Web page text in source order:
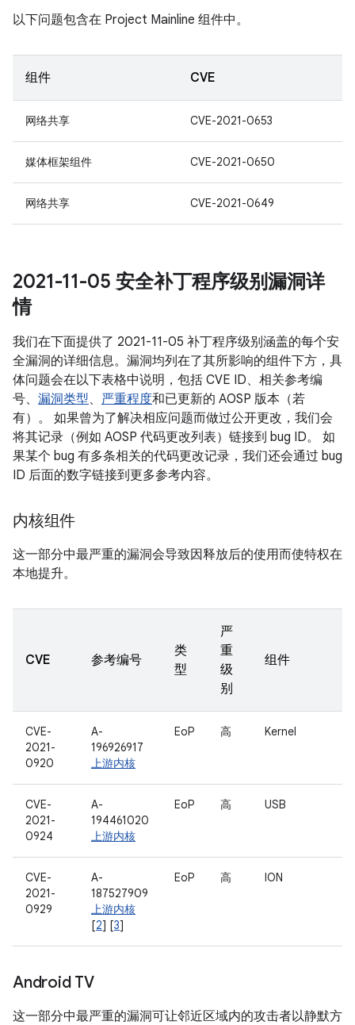
以下问题包含在 Project Mainline 组件中。
组件 CVE
网络共享 CVE-2021-0653
媒体框架组件 CVE-2021-0650
网络共享 CVE-2021-0649
2021-11-05 安全补丁程序级别漏洞详
情
我们在下面提供了 2021-11-05 补丁程序级别涵盖的每个安
全漏洞的详细信息。漏洞均列在了其所影响的组件下方，具
体问题会在以下表格中说明，包括 CVE ID、相关参考编
号、 漏洞类型、 严重程度和已更新的 AOSP 版本（若
有）。 如果曾为了解决相应问题而做过公开更改，我们会
将其记录（例如 AOSP 代码更改列表）链接到 bug ID。 如
果某个 bug 有多条相关的代码更改记录，我们还会通过 bug
ID 后面的数字链接到更多参考内容。
内核组件
这一部分中最严重的漏洞会导致因释放后的使用而使特权在
本地提升。
CVE 参考编号
类
型
严
重
级
别
组件
CVE-
2021-
0920
A-
196926917
上游内核
EoP 高 Kernel
CVE-
2021-
0924
A-
194461020
上游内核
EoP 高 USB
CVE-
2021-
0929
A-
187527909
上游内核
[2] [3]
EoP 高 ION
Android TV
这一部分中最严重的漏洞可让邻近区域内的攻击者以静默方